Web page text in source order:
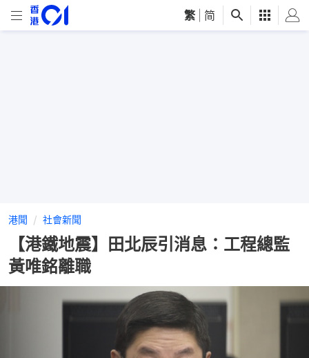
繁 简
港聞 社會新聞
【港鐵地震】田北辰引消息：工程總監
黃唯銘離職